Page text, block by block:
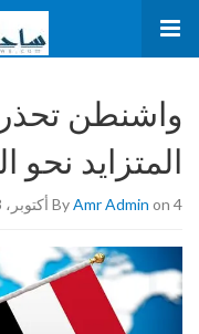
واشنطن تحذر
المتزايد نحو
ByAmr Admin on 4 أكتوبر، 2023